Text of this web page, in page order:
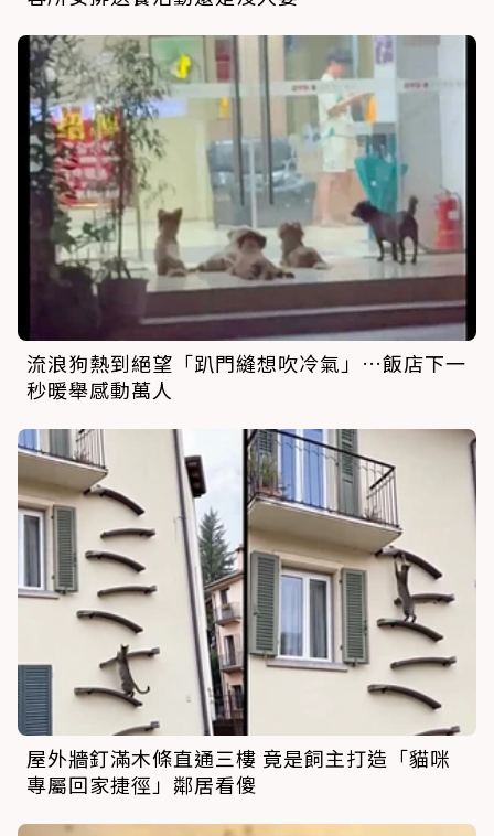
流浪狗熱到絕望「趴門縫想吹冷氣」…飯店下一
秒暖舉感動萬人
屋外牆釘滿木條直通三樓 竟是飼主打造「貓咪
專屬回家捷徑」鄰居看傻